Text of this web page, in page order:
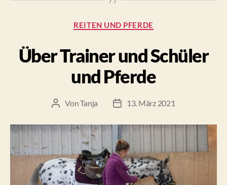
Kategorien
REITEN UND PFERDE
Über Trainer und Schüler
und Pferde
Beitragsautor
VonTanja Beitragsdatum
13. März 2021